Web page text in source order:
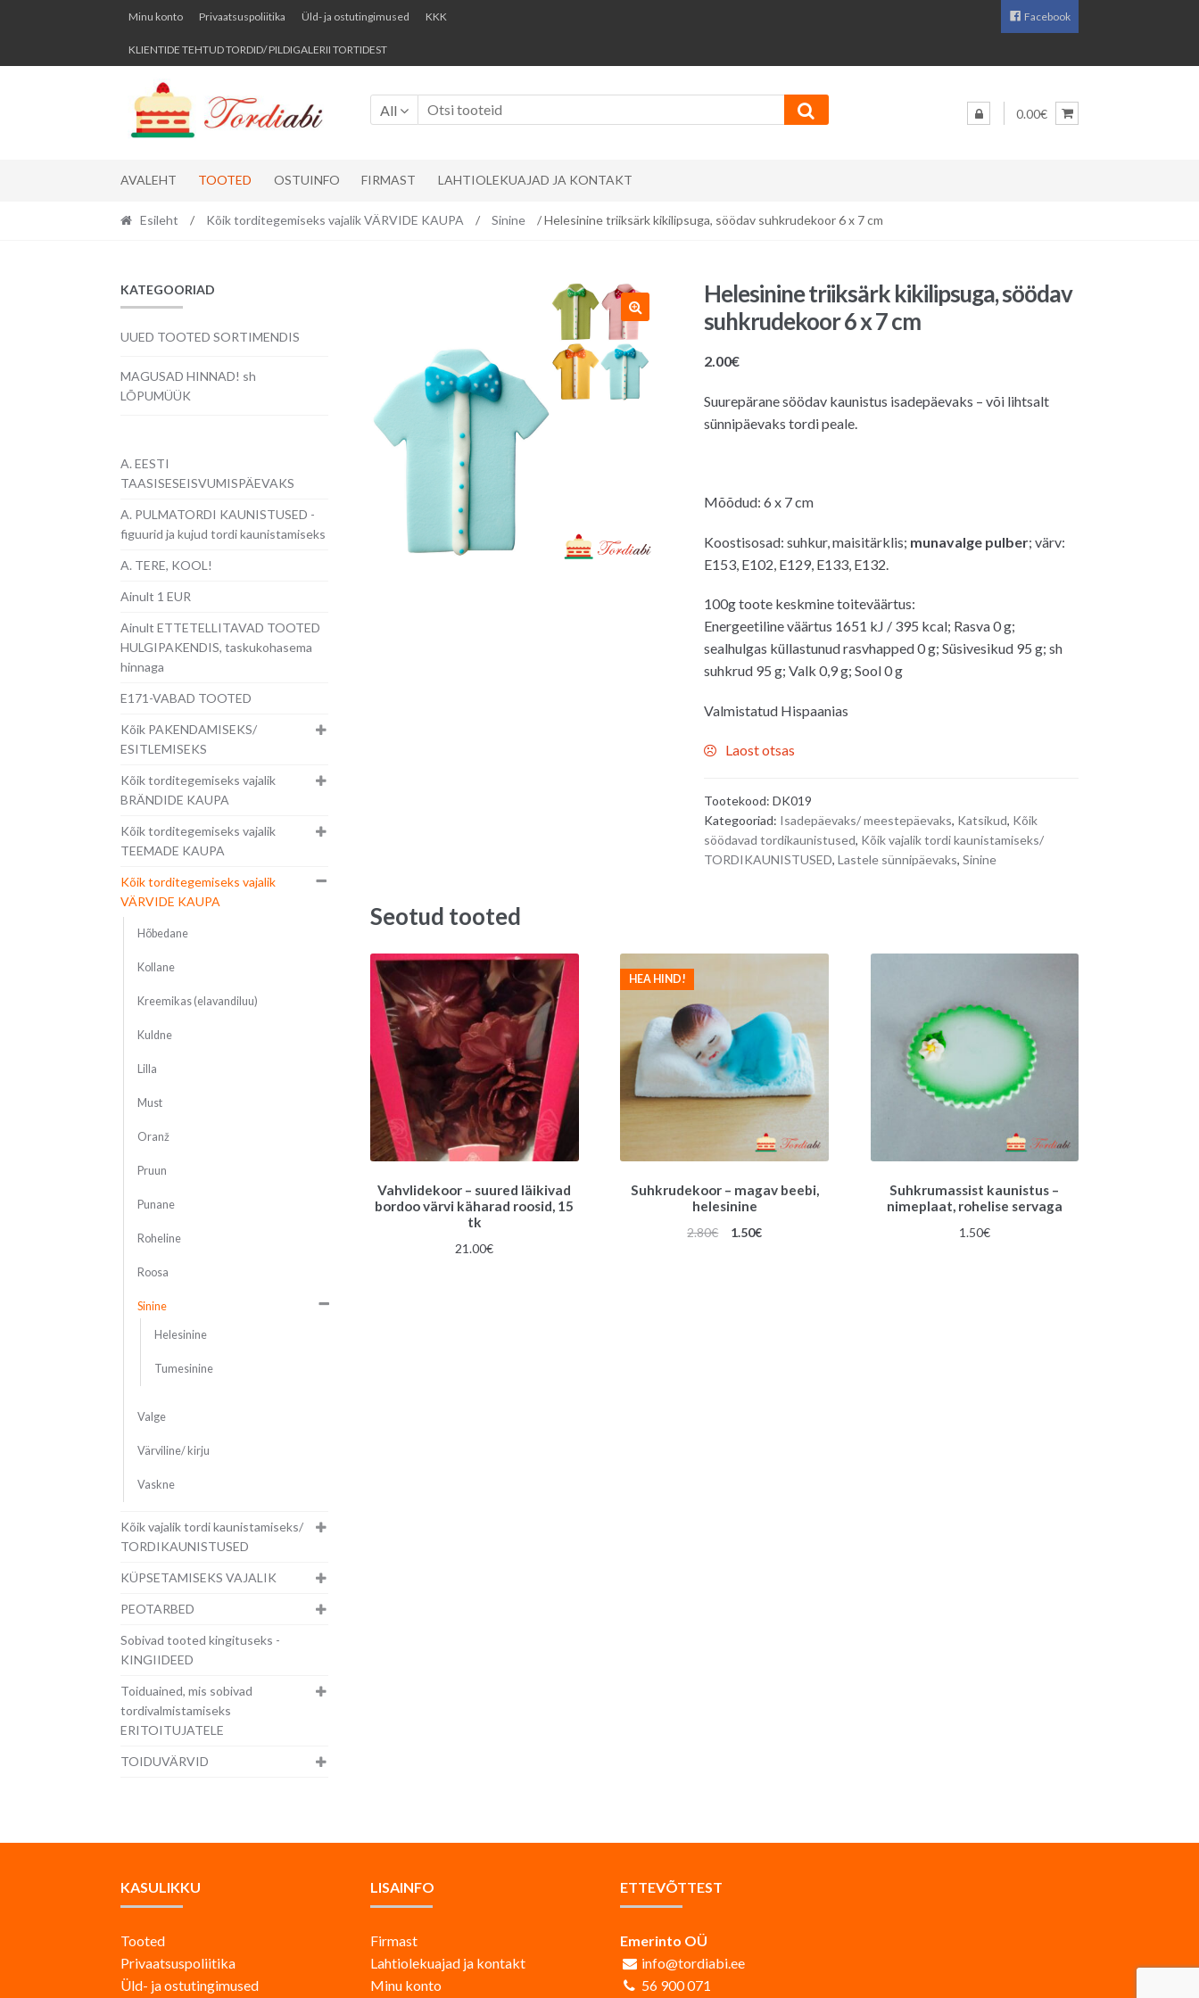
Skip
navigation
Skip
content
Minu konto Privaatsuspoliitika Üld- ja ostutingimused KKK
KLIENTIDE TEHTUD TORDID/ PILDIGALERII TORTIDEST
Facebook
All 0.00€
AVALEHT TOOTED OSTUINFO FIRMAST LAHTIOLEKUAJAD JA KONTAKT
Esileht / Kõik torditegemiseks vajalik VÄRVIDE KAUPA / Sinine / Helesinine triiksärk kikilipsuga, söödav suhkrudekoor 6 x 7 cm
Helesinine triiksärk kikilipsuga, söödav
suhkrudekoor 6 x 7 cm
2.00€
Suurepärane söödav kaunistus isadepäevaks – või lihtsalt
sünnipäevaks tordi peale.
Mõõdud: 6 x 7 cm
Koostisosad: suhkur, maisitärklis; munavalge pulber; värv:
E153, E102, E129, E133, E132.
100g toote keskmine toiteväärtus:
Energeetiline väärtus 1651 kJ / 395 kcal; Rasva 0 g;
sealhulgas küllastunud rasvhapped 0 g; Süsivesikud 95 g; sh
suhkrud 95 g; Valk 0,9 g; Sool 0 g
Valmistatud Hispaanias
Laost otsas
Tootekood: DK019
Kategooriad: Isadepäevaks/ meestepäevaks, Katsikud, Kõik
söödavad tordikaunistused, Kõik vajalik tordi kaunistamiseks/
TORDIKAUNISTUSED, Lastele sünnipäevaks, Sinine
Seotud tooted
Vahvlidekoor – suured läikivad
bordoo värvi käharad roosid, 15
tk
21.00€
Suhkrudekoor – magav beebi,
helesinine
HEA HIND!
2.80€
Algne
1.50€Praegune
Suhkrumassist kaunistus –
nimeplaat, rohelise servaga
1.50€
KATEGOORIAD
UUED TOOTED SORTIMENDIS
MAGUSAD HINNAD! sh
LÕPUMÜÜK
A. EESTI
TAASISESEISVUMISPÄEVAKS
A. PULMATORDI KAUNISTUSED -
figuurid ja kujud tordi kaunistamiseks
A. TERE, KOOL!
Ainult 1 EUR
Ainult ETTETELLITAVAD TOOTED
HULGIPAKENDIS, taskukohasema
hinnaga
E171-VABAD TOOTED
Kõik PAKENDAMISEKS/
ESITLEMISEKS
Kõik torditegemiseks vajalik
BRÄNDIDE KAUPA
Kõik torditegemiseks vajalik
TEEMADE KAUPA
Kõik torditegemiseks vajalik
VÄRVIDE KAUPA
Hõbedane
Kollane
Kreemikas (elavandiluu)
Kuldne
Lilla
Must
Oranž
Pruun
Punane
Roheline
Roosa
Sinine
Helesinine
Tumesinine
Valge
Värviline/ kirju
Vaskne
Kõik vajalik tordi kaunistamiseks/
TORDIKAUNISTUSED
KÜPSETAMISEKS VAJALIK
PEOTARBED
Sobivad tooted kingituseks -
KINGIIDEED
Toiduained, mis sobivad
tordivalmistamiseks
ERITOITUJATELE
TOIDUVÄRVID
KASULIKKU
Tooted
Privaatsuspoliitika
Üld- ja ostutingimused
LISAINFO
Firmast
Lahtiolekuajad ja kontakt
Minu konto
ETTEVÕTTEST
Emerinto OÜ
info@tordiabi.ee
56 900 071